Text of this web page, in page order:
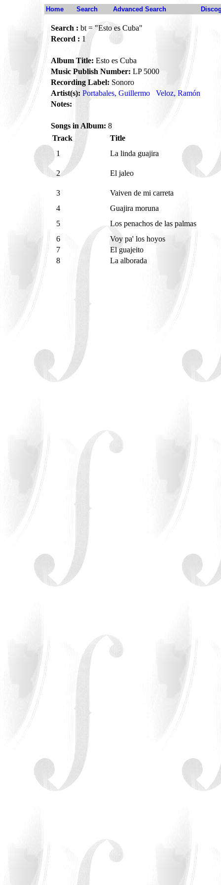
Home Search Advanced Search
Search : bt = "Esto es Cuba"
Record : 1
Album Title: Esto es Cuba
Music Publish Number: LP 5000
Recording Label: Sonoro
Artist(s): Portabales, Guillermo
Veloz, Ramón
Notes:
Songs in Album: 8
Track
Title
1
La linda guajira
2 El jaleo
3
Vaiven de mi carreta
4
Guajira moruna
5
Los penachos de las palmas
6
Voy pa' los hoyos
7
El guajeito
8
La alborada